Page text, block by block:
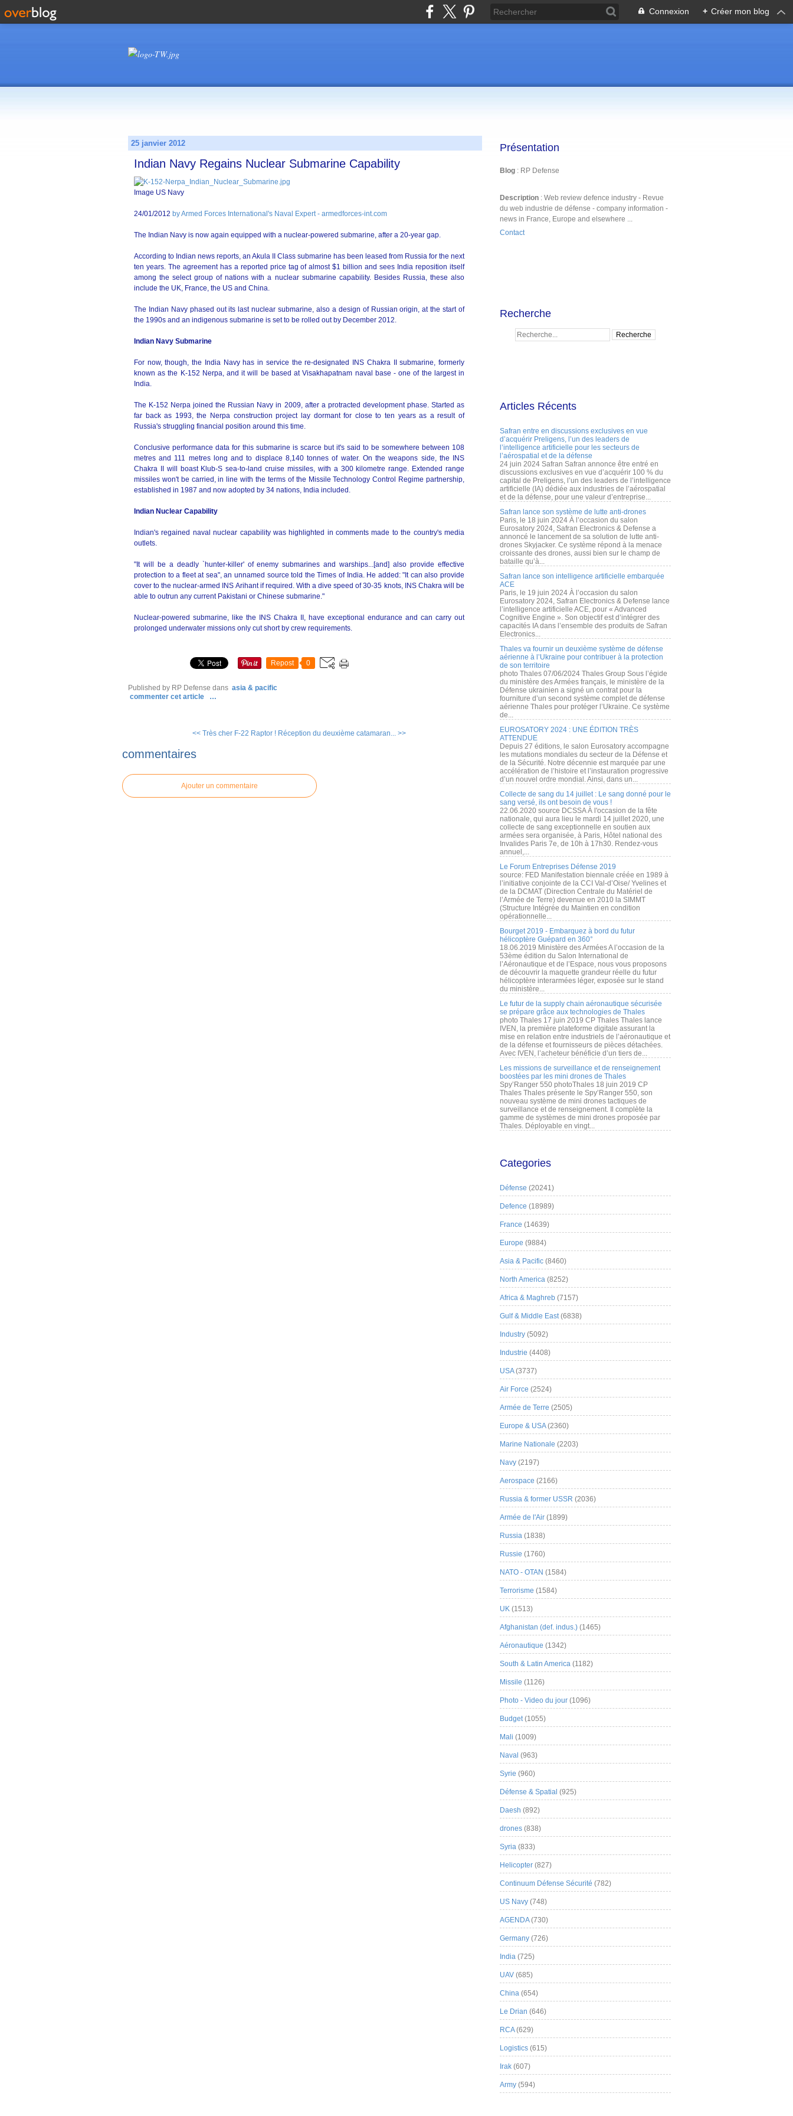
Connexion + Créer mon blog
25 janvier 2012
Indian Navy Regains Nuclear Submarine Capability
Image US Navy
24/01/2012 by Armed Forces International's Naval Expert - armedforces-int.com
The Indian Navy is now again equipped with a nuclear-powered submarine, after a 20-year gap.
According to Indian news reports, an Akula II Class submarine has been leased from Russia for the next
ten years. The agreement has a reported price tag of almost $1 billion and sees India reposition itself
among the select group of nations with a nuclear submarine capability. Besides Russia, these also
include the UK, France, the US and China.
The Indian Navy phased out its last nuclear submarine, also a design of Russian origin, at the start of
the 1990s and an indigenous submarine is set to be rolled out by December 2012.
Indian Navy Submarine
For now, though, the India Navy has in service the re-designated INS Chakra II submarine, formerly
known as the K-152 Nerpa, and it will be based at Visakhapatnam naval base - one of the largest in
India.
The K-152 Nerpa joined the Russian Navy in 2009, after a protracted development phase. Started as
far back as 1993, the Nerpa construction project lay dormant for close to ten years as a result of
Russia's struggling financial position around this time.
Conclusive performance data for this submarine is scarce but it's said to be somewhere between 108
metres and 111 metres long and to displace 8,140 tonnes of water. On the weapons side, the INS
Chakra II will boast Klub-S sea-to-land cruise missiles, with a 300 kilometre range. Extended range
missiles won't be carried, in line with the terms of the Missile Technology Control Regime partnership,
established in 1987 and now adopted by 34 nations, India included.
Indian Nuclear Capability
Indian's regained naval nuclear capability was highlighted in comments made to the country's media
outlets.
"It will be a deadly `hunter-killer' of enemy submarines and warships...[and] also provide effective
protection to a fleet at sea", an unnamed source told the Times of India. He added: "It can also provide
cover to the nuclear-armed INS Arihant if required. With a dive speed of 30-35 knots, INS Chakra will be
able to outrun any current Pakistani or Chinese submarine."
Nuclear-powered submarine, like the INS Chakra II, have exceptional endurance and can carry out
prolonged underwater missions only cut short by crew requirements.
Repost 0
Published by RP Defense dans asia & pacific
commenter cet article
…
<< Très cher F-22 Raptor ! Réception du deuxième catamaran... >>
commentaires
Ajouter un commentaire
Présentation
Blog : RP Defense
Description : Web review defence industry - Revue
du web industrie de défense - company information -
news in France, Europe and elsewhere ...
Contact
Recherche
Articles Récents
Safran entre en discussions exclusives en vue
d’acquérir Preligens, l’un des leaders de
l’intelligence artificielle pour les secteurs de
l’aérospatial et de la défense
24 juin 2024 Safran Safran annonce être entré en
discussions exclusives en vue d’acquérir 100 % du
capital de Preligens, l’un des leaders de l’intelligence
artificielle (IA) dédiée aux industries de l’aérospatial
et de la défense, pour une valeur d’entreprise...
Safran lance son système de lutte anti-drones
Paris, le 18 juin 2024 À l’occasion du salon
Eurosatory 2024, Safran Electronics & Defense a
annoncé le lancement de sa solution de lutte anti-
drones Skyjacker. Ce système répond à la menace
croissante des drones, aussi bien sur le champ de
bataille qu’à...
Safran lance son intelligence artificielle embarquée
ACE
Paris, le 19 juin 2024 À l’occasion du salon
Eurosatory 2024, Safran Electronics & Defense lance
l’intelligence artificielle ACE, pour « Advanced
Cognitive Engine ». Son objectif est d’intégrer des
capacités IA dans l’ensemble des produits de Safran
Electronics...
Thales va fournir un deuxième système de défense
aérienne à l’Ukraine pour contribuer à la protection
de son territoire
photo Thales 07/06/2024 Thales Group Sous l’égide
du ministère des Armées français, le ministère de la
Défense ukrainien a signé un contrat pour la
fourniture d’un second système complet de défense
aérienne Thales pour protéger l’Ukraine. Ce système
de...
EUROSATORY 2024 : UNE ÉDITION TRÈS
ATTENDUE
Depuis 27 éditions, le salon Eurosatory accompagne
les mutations mondiales du secteur de la Défense et
de la Sécurité. Notre décennie est marquée par une
accélération de l’histoire et l’instauration progressive
d’un nouvel ordre mondial. Ainsi, dans un...
Collecte de sang du 14 juillet : Le sang donné pour le
sang versé, ils ont besoin de vous !
22.06.2020 source DCSSA À l'occasion de la fête
nationale, qui aura lieu le mardi 14 juillet 2020, une
collecte de sang exceptionnelle en soutien aux
armées sera organisée, à Paris, Hôtel national des
Invalides Paris 7e, de 10h à 17h30. Rendez-vous
annuel,...
Le Forum Entreprises Défense 2019
source: FED Manifestation biennale créée en 1989 à
l’initiative conjointe de la CCI Val-d’Oise/ Yvelines et
de la DCMAT (Direction Centrale du Matériel de
l’Armée de Terre) devenue en 2010 la SIMMT
(Structure Intégrée du Maintien en condition
opérationnelle...
Bourget 2019 - Embarquez à bord du futur
hélicoptère Guépard en 360°
18.06.2019 Ministère des Armées A l’occasion de la
53ème édition du Salon International de
l’Aéronautique et de l’Espace, nous vous proposons
de découvrir la maquette grandeur réelle du futur
hélicoptère interarmées léger, exposée sur le stand
du ministère...
Le futur de la supply chain aéronautique sécurisée
se prépare grâce aux technologies de Thales
photo Thales 17 juin 2019 CP Thales Thales lance
IVEN, la première plateforme digitale assurant la
mise en relation entre industriels de l’aéronautique et
de la défense et fournisseurs de pièces détachées.
Avec IVEN, l’acheteur bénéficie d’un tiers de...
Les missions de surveillance et de renseignement
boostées par les mini drones de Thales
Spy’Ranger 550 photoThales 18 juin 2019 CP
Thales Thales présente le Spy’Ranger 550, son
nouveau système de mini drones tactiques de
surveillance et de renseignement. Il complète la
gamme de systèmes de mini drones proposée par
Thales. Déployable en vingt...
Categories
Défense (20241)
Defence (18989)
France (14639)
Europe (9884)
Asia & Pacific (8460)
North America (8252)
Africa & Maghreb (7157)
Gulf & Middle East(6838)
Industry (5092)
Industrie (4408)
USA(3737)
Air Force (2524)
Armée de Terre (2505)
Europe & USA(2360)
Marine Nationale (2203)
Navy (2197)
Aerospace (2166)
Russia & former USSR (2036)
Armée de l'Air (1899)
Russia (1838)
Russie (1760)
NATO - OTAN (1584)
Terrorisme (1584)
UK (1513)
Afghanistan (def. indus.) (1465)
Aéronautique (1342)
South & Latin America (1182)
Missile (1126)
Photo - Video du jour (1096)
Budget(1055)
Mali (1009)
Naval (963)
Syrie (960)
Défense & Spatial (925)
Daesh (892)
drones (838)
Syria (833)
Helicopter (827)
Continuum Défense Sécurité (782)
US Navy (748)
AGENDA(730)
Germany (726)
India (725)
UAV (685)
China (654)
Le Drian (646)
RCA(629)
Logistics (615)
Irak (607)
Army (594)